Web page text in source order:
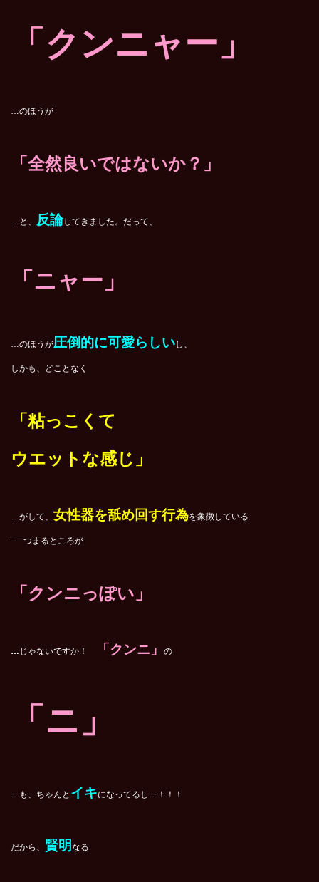
「クンニャー」
…のほうが
「全然良いではないか？」
…と、 反論してきました。だって、
「ニャー」
…のほうが圧倒的に可愛らしいし、
しかも、どことなく
「粘っこくて
ウエットな感じ 」
…がして、 女性器を舐め回す行為を象徴している
──つまるところが
「クンニっぽい」
… じゃないですか！ 「クンニ」 の
「ニ」
…も、ちゃんと イキになってるし…！！！
だから、 賢明 なる